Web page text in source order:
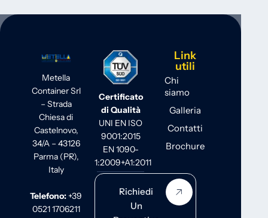
Metella
Container Srl
– Strada
Chiesa di
Castelnovo,
34/A – 43126
Parma (PR),
Italy
Telefono:+39
0521 1706211
Certificato
di Qualità
UNI EN ISO
9001:2015
EN 1090-
1:2009+A1:2011
Richiedi
Un
Link
utili
Chi
siamo
Galleria
Contatti
Brochure